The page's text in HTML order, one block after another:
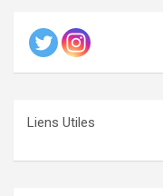
Liens Utiles